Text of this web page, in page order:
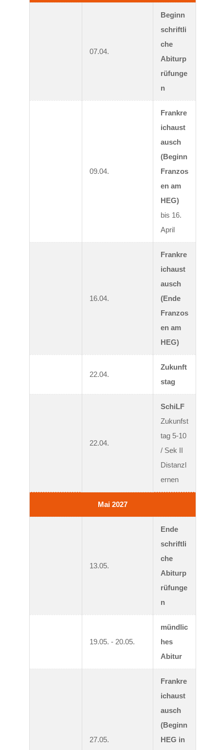
07.04.
Beginn
schriftli
che
Abiturp
rüfunge
n
09.04.
Frankre
ichaust
ausch
(Beginn
Franzos
en am
HEG)
bis 16.
April
16.04.
Frankre
ichaust
ausch
(Ende
Franzos
en am
HEG)
22.04.
Zukunft
stag
22.04.
SchiLF
Zukunfst
tag 5-10
/ Sek II
Distanzl
ernen
Mai 2027
13.05.
Ende
schriftli
che
Abiturp
rüfunge
n
19.05. - 20.05.
mündlic
hes
Abitur
27.05.
Frankre
ichaust
ausch
(Beginn
HEG in